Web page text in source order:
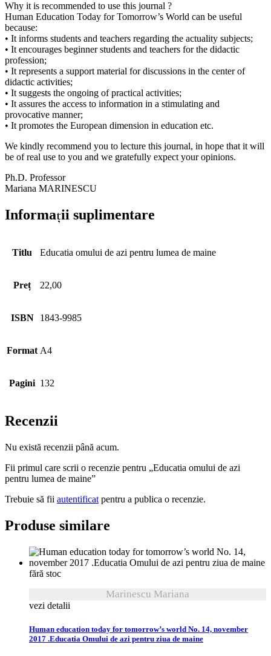
Why it is recommended to use this journal ?
Human Education Today for Tomorrow’s World can be useful
because:
• It informs students and teachers regarding the actuality subjects;
• It encourages beginner students and teachers for the didactic
profession;
• It represents a support material for discussions in the center of
didactic activities;
• It suggests the ongoing of practical activities;
• It assures the access to information in a stimulating and
provocative manner;
• It promotes the European dimension in education etc.
We kindly recommend you to lecture this journal, in hope that it will
be of real use to you and we gratefully expect your opinions.
Ph.D. Professor
Mariana MARINESCU
Informații suplimentare
Titlu Educatia omului de azi pentru lumea de maine
Preț 22,00
ISBN 1843-9985
Format A4
Pagini 132
Recenzii
Nu există recenzii până acum.
Fii primul care scrii o recenzie pentru „Educatia omului de azi
pentru lumea de maine”
Trebuie să fii autentificat pentru a publica o recenzie.
Produse similare
fără stoc
Marinescu Mariana
vezi detalii
Human education today for tomorrow’s world No. 14, november
2017 .Educatia Omului de azi pentru ziua de maine